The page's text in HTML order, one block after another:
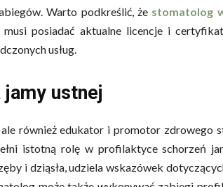
Warto podkreślić, że stomatolog
posiadać aktualne licencje i
usług.
ustnej
również edukator i promotor zdrowego
istotną rolę w profilaktyce schorzeń
i dziąsła, udziela wskazówek